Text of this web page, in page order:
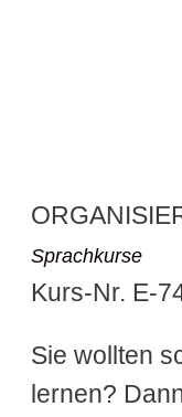
Sprachkurse
Kurs-Nr. E-
Sie wollten
lernen?